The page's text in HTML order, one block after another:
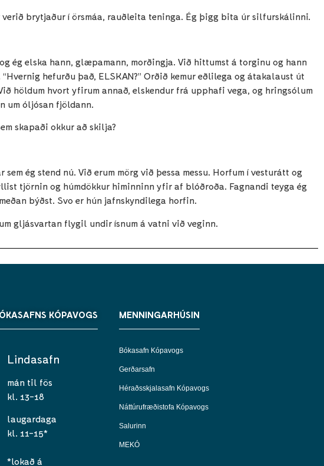
brytjaður í örsmáa, rauðleita teninga. Ég þigg bita úr silfurskálinni.
ég elska hann, glæpamann, morðingja. Við hittumst á torginu og hann
“Hvernig hefurðu það, ELSKAN?” Orðið kemur eðlilega og átakalaust út
höldum hvort yfirum annað, elskendur frá upphafi vega, og hringsólum
um óljósan fjöldann.
skapaði okkur að skilja?
sem ég stend nú. Við erum mörg við þessa messu. Horfum í vesturátt og
tjörnin og húmdökkur himinninn yfir af blóðroða. Fagnandi teyga ég
býðst. Svo er hún jafnskyndilega horfin.
gljásvartan flygil undir ísnum á vatni við veginn.
KÓPAVOGS
Lindasafn
mán til fös
kl. 13-18
laugardaga
kl. 11-15*
*lokað á
MENNINGARHÚSIN
Bókasafn Kópavogs
Gerðarsafn
Héraðsskjalasafn Kópavogs
Náttúrufræðistofa Kópavogs
Salurinn
MEKÓ